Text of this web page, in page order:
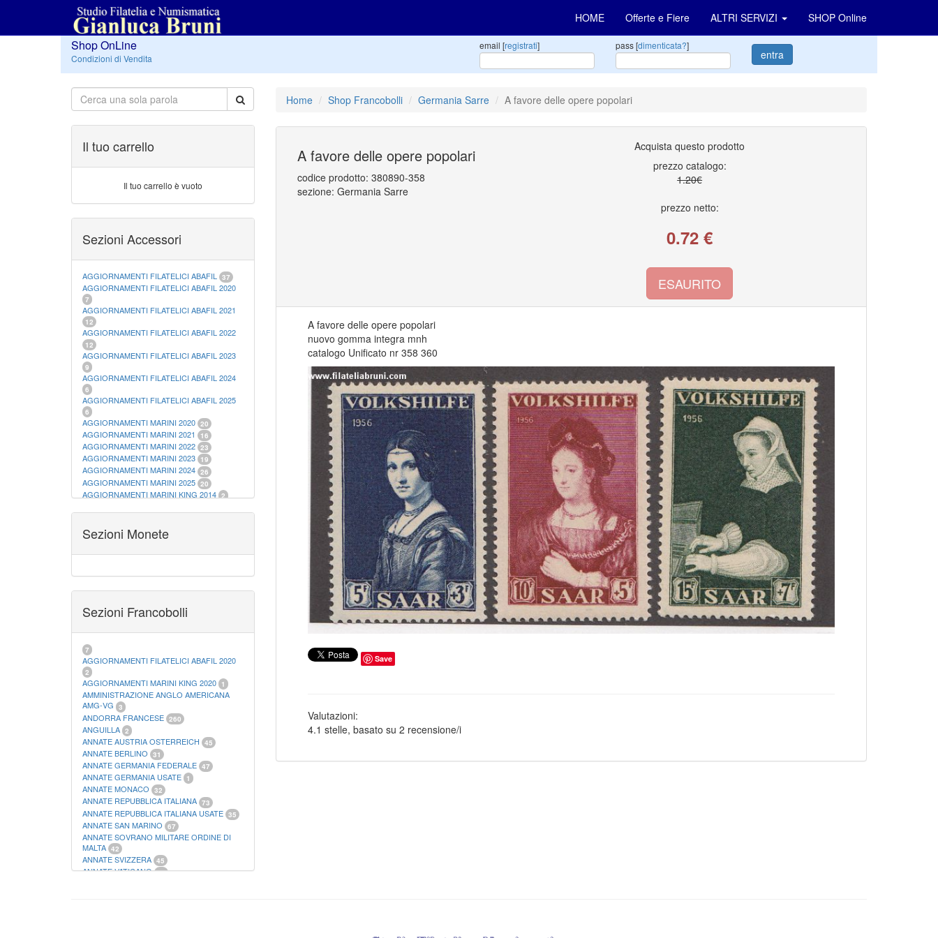
HOME Offerte e Fiere ALTRI SERVIZI SHOP Online
Shop OnLine
Condizioni di Vendita
email [registrati] pass [dimenticata?]
entra
Il tuo carrello
Il tuo carrello è vuoto
Sezioni Accessori
AGGIORNAMENTI FILATELICI ABAFIL 37
AGGIORNAMENTI FILATELICI ABAFIL 2020
7
AGGIORNAMENTI FILATELICI ABAFIL 2021
12
AGGIORNAMENTI FILATELICI ABAFIL 2022
12
AGGIORNAMENTI FILATELICI ABAFIL 2023
9
AGGIORNAMENTI FILATELICI ABAFIL 2024
6
AGGIORNAMENTI FILATELICI ABAFIL 2025
6
AGGIORNAMENTI MARINI 2020 20
AGGIORNAMENTI MARINI 2021 16
AGGIORNAMENTI MARINI 2022 23
AGGIORNAMENTI MARINI 2023 19
AGGIORNAMENTI MARINI 2024 26
AGGIORNAMENTI MARINI 2025 20
AGGIORNAMENTI MARINI KING 2014 2
AGGIORNAMENTI MARINI KING 2017
AGGIORNAMENTI MARINI KING 2018
AGGIORNAMENTI MARINI KING 2019 22
ANNUALI 9
ALBUM PER CARTAMONETA 1
CARTELLE FILATELICHE MARINI
FOGLI FILATELICI SAN MARINO
FOGLI FILATELICI VATICANO
FOGLI MARINI PERIODI SEPARATI ITALIA
15
FOGLI MARINI PERIODI SEPARATI SAN
MARINO 14
FOGLI MARINI PERIODI SEPARATI
VATICANO 10
FOGLI MARINI REGNO D'ITALIA COLONIE
ITL, 20
MATERIALE FILATELICO MARINI 33
RACCOGLITORI XL 1
Sezioni Monete
Sezioni Francobolli
7
AGGIORNAMENTI FILATELICI ABAFIL 2020
2
AGGIORNAMENTI MARINI KING 2020 1
AMMINISTRAZIONE ANGLO AMERICANA
AMG-VG 3
ANDORRA FRANCESE 260
ANGUILLA 2
ANNATE AUSTRIA OSTERREICH 45
ANNATE BERLINO 31
ANNATE GERMANIA FEDERALE 47
ANNATE GERMANIA USATE 1
ANNATE MONACO 32
ANNATE REPUBBLICA ITALIANA 73
ANNATE REPUBBLICA ITALIANA USATE 35
ANNATE SAN MARINO 67
ANNATE SOVRANO MILITARE ORDINE DI
MALTA 42
ANNATE SVIZZERA 45
ANNATE VATICANO 64
Home Shop Francobolli Germania Sarre A favore delle opere popolari
A favore delle opere popolari
codice prodotto: 380890-358
sezione: Germania Sarre
Acquista questo prodotto
prezzo catalogo:
1.20€
prezzo netto:
0.72 €
ESAURITO
A favore delle opere popolari
nuovo gomma integra mnh
catalogo Unificato nr 358 360
Save
Valutazioni:
4.1 stelle, basato su 2 recensione/i